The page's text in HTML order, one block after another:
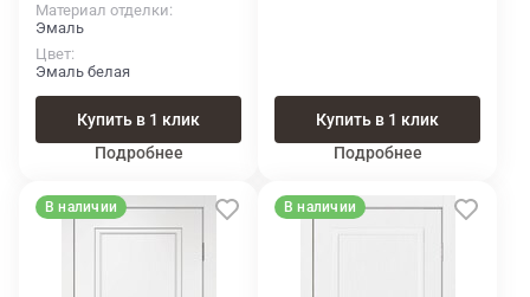
Материал отделки
Эмаль
Цвет
Эмаль белая
Купить в 1 клик
Подробнее
Купить в 1 клик
Подробнее
В наличии В наличии